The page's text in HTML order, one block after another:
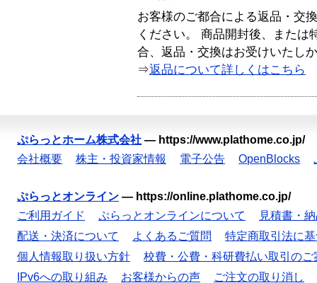
お客様のご都合による返品・交
ください。 商品開封後、または
合、返品・交換はお受けいたし
⇒返品について詳しくはこちら
ぷらっとホーム株式会社 — https://www.plathome.co.jp/
会社概要
株主・投資家情報 電子公告 OpenBlocks
ぷらっとオンライン — https://online.plathome.co.jp/
ご利用ガイド
ぷらっとオンラインについて
見積書・
配送・決済について
よくあるご質問
特定商取引法に
個人情報取り扱い方針
校費・公費・科研費払い取引のご
IPv6への取り組み
お客様からの声 ご注文の取り消し